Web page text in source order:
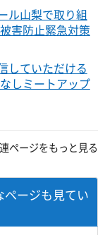
ル山梨で取り組
害防止緊急対策
していただける
しミートアップ
ページをもっと見る
ページも見てい